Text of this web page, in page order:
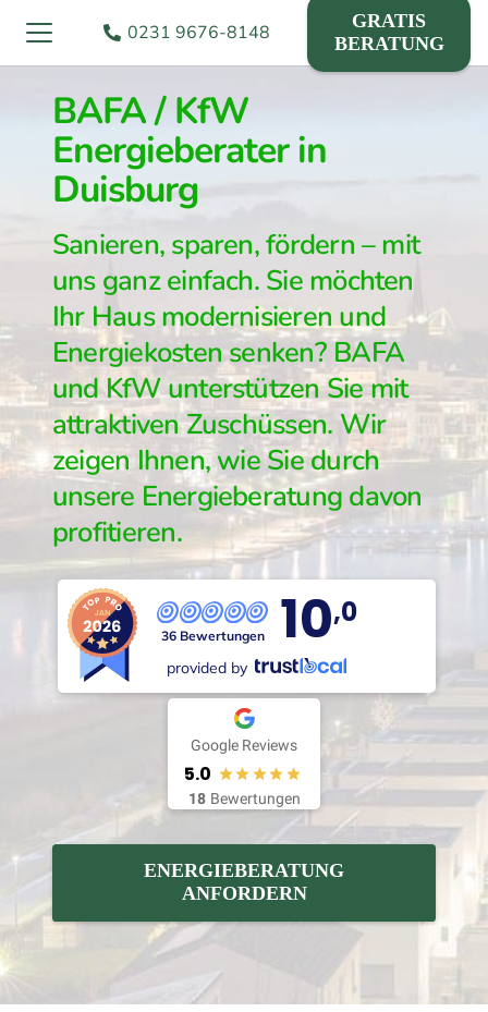
0231 9676-8148
GRATIS
BERATUNG
BAFA / KfW
Energieberater in
Duisburg
Sanieren, sparen, fördern – mit
uns ganz einfach. Sie möchten
Ihr Haus modernisieren und
Energiekosten senken? BAFA
und KfW unterstützen Sie mit
attraktiven Zuschüssen. Wir
zeigen Ihnen, wie Sie durch
unsere Energieberatung davon
profitieren.
36 Bewertungen 10,0
provided by
Google Reviews
5.0
18 Bewertungen
ENERGIEBERATUNG
ANFORDERN